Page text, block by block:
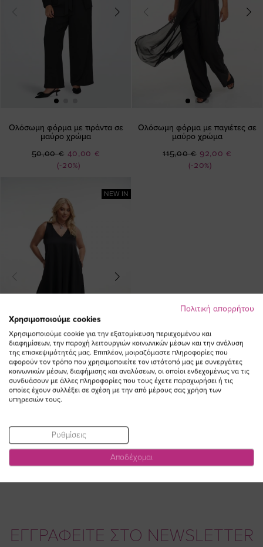
Ολόσωμη φόρμα με τιράντα σε
μαύρο χρώμα
(-20%)
Ειδική
Τιμή
40,00 €
50,00 €
Ολόσωμη φόρμα με παγιέτες σε
μαύρο χρώμα
(-20%)
Ειδική
Τιμή
92,00 €
115,00 €
NEW IN
Φόρμα ολόσωμη με V και τσέπες
σε μαύρο χρώμα plus size
(-30%)
Τιμή
ΕΓΓΡΑΦΕΙΤΕ ΣΤΟ NEWSLETTER
Πολιτική απορρήτου
Χρησιμοποιούμε cookies
Χρησιμοποιούμε cookie για την εξατομίκευση περιεχομένου και
διαφημίσεων, την παροχή λειτουργιών κοινωνικών μέσων και την ανάλυση
της επισκεψιμότητάς μας. Επιπλέον, μοιραζόμαστε πληροφορίες που
αφορούν τον τρόπο που χρησιμοποιείτε τον ιστότοπό μας με συνεργάτες
κοινωνικών μέσων, διαφήμισης και αναλύσεων, οι οποίοι ενδεχομένως να τις
συνδυάσουν με άλλες πληροφορίες που τους έχετε παραχωρήσει ή τις
οποίες έχουν συλλέξει σε σχέση με την από μέρους σας χρήση των
υπηρεσιών τους.
Ρυθμίσεις
Αποδέχομαι